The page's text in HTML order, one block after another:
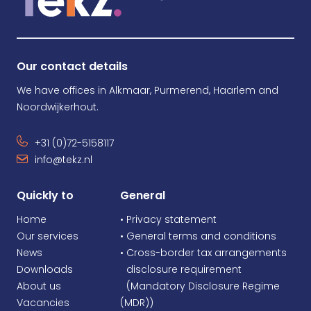
Our contact details
We have offices in Alkmaar, Purmerend, Haarlem and
Noordwijkerhout.
+31 (0)72-5158117
info@tekz.nl
Quickly to
Home
Our services
News
Downloads
About us
Vacancies
General
• Privacy statement
• General terms and conditions
• Cross-border tax arrangements
disclosure requirement
(Mandatory Disclosure Regime
(MDR))